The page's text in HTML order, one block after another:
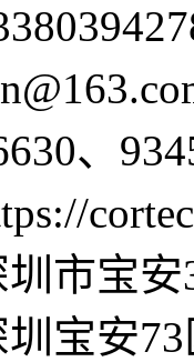
、
市宝
宝安